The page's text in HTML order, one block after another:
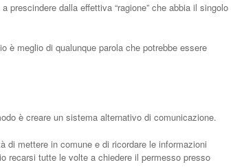
prescindere dalla effettiva “ragione” che abbia il singolo
è meglio di qualunque parola che potrebbe essere
è creare un sistema alternativo di comunicazione.
di mettere in comune e di ricordare le informazioni
recarsi tutte le volte a chiedere il permesso presso